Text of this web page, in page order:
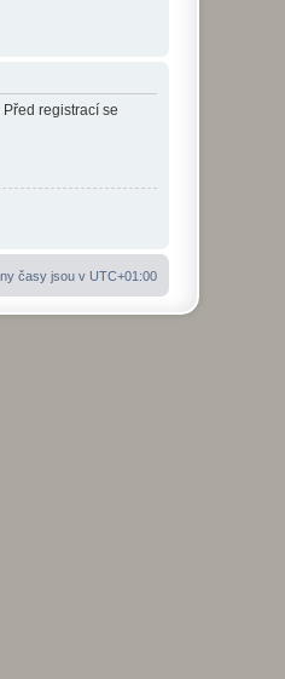
registrací se
časy jsou v UTC+01:00